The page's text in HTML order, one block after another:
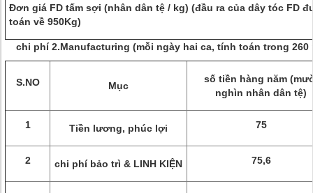
Đơn giá FD tấm sợi (nhân dân tệ / kg) (đầu ra của dây tóc FD
toán về 950Kg)
chi phí 2.Manufacturing (mỗi ngày hai ca, tính toán trong 260
S.NO Mục
số tiền hàng năm
nghìn nhân dân tệ)
1 Tiền lương, phúc lợi 75
2 chi phí bảo trì & LINH KIỆN 75,6